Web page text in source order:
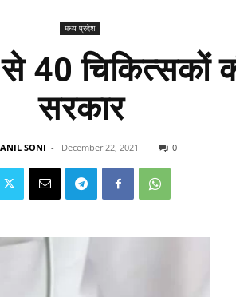
मध्य प्रदेश
40 चिकित्सकों
सरकार
ANIL SONI - December 22, 2021 0